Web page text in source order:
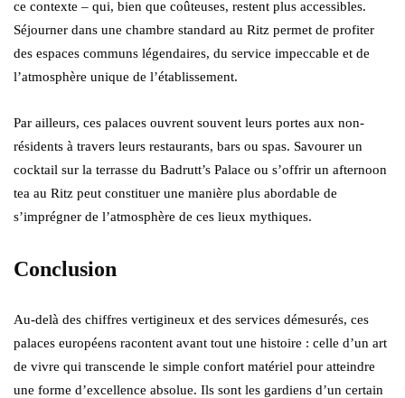
ce contexte – qui, bien que coûteuses, restent plus accessibles.
Séjourner dans une chambre standard au Ritz permet de profiter
des espaces communs légendaires, du service impeccable et de
l’atmosphère unique de l’établissement.
Par ailleurs, ces palaces ouvrent souvent leurs portes aux non-
résidents à travers leurs restaurants, bars ou spas. Savourer un
cocktail sur la terrasse du Badrutt’s Palace ou s’offrir un afternoon
tea au Ritz peut constituer une manière plus abordable de
s’imprégner de l’atmosphère de ces lieux mythiques.
Conclusion
Au-delà des chiffres vertigineux et des services démesurés, ces
palaces européens racontent avant tout une histoire : celle d’un art
de vivre qui transcende le simple confort matériel pour atteindre
une forme d’excellence absolue. Ils sont les gardiens d’un certain